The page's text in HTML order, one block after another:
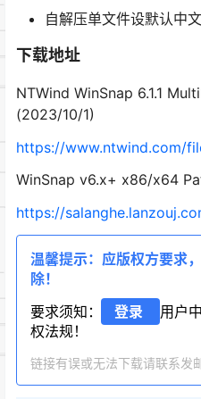
自解压单文件设默认中
下载地址
NTWind WinSnap 6.1.1
(2023/10/1)
https://www.ntwind.com/
WinSnap v6.x+ x86/x64
https://
温馨提示：应版权方要求
除！
要求须知：
登录
用户
权法规！
链接有误或无法下载请联系